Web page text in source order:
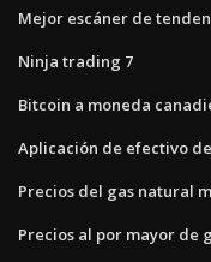
Mejor escáner de
Ninja trading 7
Bitcoin a moneda
Aplicación de efectivo
Precios del gas natural
Precios al por mayor de